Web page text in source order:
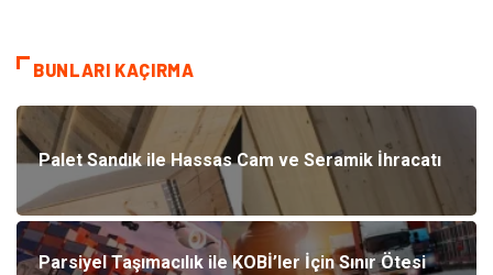
BUNLARI KAÇIRMA
Palet Sandık ile Hassas Cam ve Seramik İhracatı
Parsiyel Taşımacılık ile KOBİ’ler İçin Sınır Ötesi